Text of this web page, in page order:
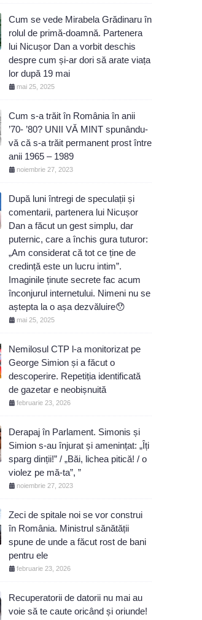
Cum se vede Mirabela Grădinaru în
rolul de primă-doamnă. Partenera
lui Nicușor Dan a vorbit deschis
despre cum și-ar dori să arate viața
lor după 19 mai
mai 25, 2025
Cum s-a trăit în România în anii
’70- ’80? UNII VĂ MINT spunându-
vă că s-a trăit permanent prost între
anii 1965 – 1989
noiembrie 27, 2023
După luni întregi de speculații și
comentarii, partenera lui Nicușor
Dan a făcut un gest simplu, dar
puternic, care a închis gura tuturor:
„Am considerat că tot ce ține de
credință este un lucru intim”.
Imaginile ținute secrete fac acum
înconjurul internetului. Nimeni nu se
aștepta la o așa dezvăluire😯
mai 25, 2025
Nemilosul CTP l-a monitorizat pe
George Simion și a făcut o
descoperire. Repetiția identificată
de gazetar e neobișnuită
februarie 23, 2026
Derapaj în Parlament. Simonis și
Simion s-au înjurat și amenințat: „Îți
sparg dinții!” / „Băi, lichea pitică! / o
violez pe mă-ta”, ”
noiembrie 27, 2023
Zeci de spitale noi se vor construi
în România. Ministrul sănătății
spune de unde a făcut rost de bani
pentru ele
februarie 23, 2026
Recuperatorii de datorii nu mai au
voie să te caute oricând și oriunde!